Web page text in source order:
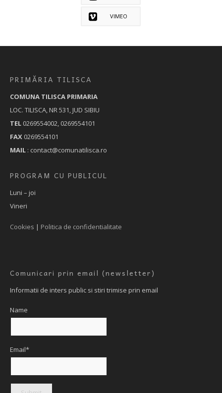
VIMEO
PRIMĂRIA TILISCA
COMUNA TILISCA PRIMARIA
LOC. TILISCA, NR 531, JUD SIBIU
TEL 0269554002, 0269554101
FAX 0269554101
MAIL : contact@comunatilisca.ro
PROGRAM CU PUBLICUL
Luni – joi
Vineri
Cookies | Politica de confidentialitate
Comunicari prin email (newsletter)
Informatii de inters public si stiri trimise prin email
Name
Email*